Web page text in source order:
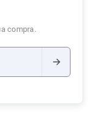
compra.